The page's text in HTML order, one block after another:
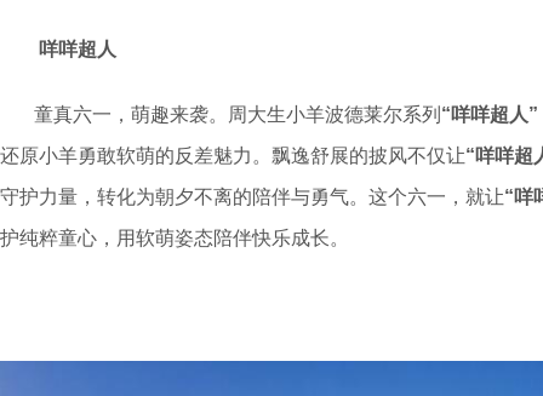
咩咩超人
童真六一，萌趣来袭。周大生小羊波德莱尔系列 “咩咩超人”
还原小羊勇敢软萌的反差魅力。飘逸舒展的披风不仅让“咩咩超
守护力量，转化为朝夕不离的陪伴与勇气。这个六一，就让“咩
护纯粹童心，用软萌姿态陪伴快乐成长。